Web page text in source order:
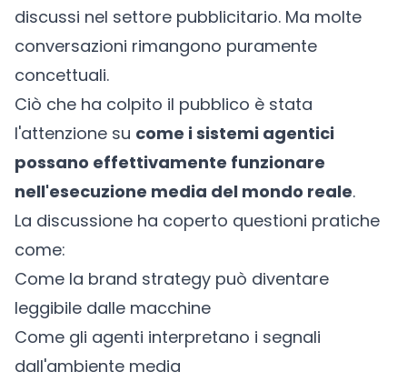
discussi nel settore pubblicitario. Ma molte
conversazioni rimangono puramente
concettuali.
Ciò che ha colpito il pubblico è stata
l'attenzione su come i sistemi agentici
possano effettivamente funzionare
nell'esecuzione media del mondo reale.
La discussione ha coperto questioni pratiche
come:
Come la brand strategy può diventare
leggibile dalle macchine
Come gli agenti interpretano i segnali
dall'ambiente media